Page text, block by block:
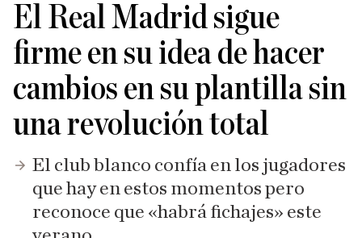
El Real Madrid sigue
firme en su idea de hacer
cambios en su plantilla sin
una revolución total
El club blanco confía en los jugadores
que hay en estos momentos pero
reconoce que «habrá fichajes» este